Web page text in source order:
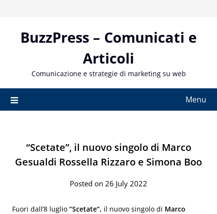
contentBuzzPress – Comunicati e
Articoli
Comunicazione e strategie di marketing su web
Menu
“Scetate”, il nuovo singolo di Marco
Gesualdi Rossella Rizzaro e Simona Boo
Posted on 26 July 2022
Fuori dall’8 luglio “Scetate”, il nuovo singolo di Marco